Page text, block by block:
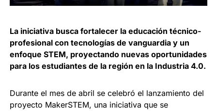
La iniciativa busca fortalecer la educación técnico-
profesional con tecnologías de vanguardia y un
enfoque STEM, proyectando nuevas oportunidades
para los estudiantes de la región en la Industria 4.0.
Durante el mes de abril se celebró el lanzamiento del
proyecto MakerSTEM, una iniciativa que se